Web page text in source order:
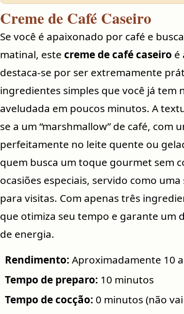
Creme de Café Caseiro
Se você é apaixonado por café e
matinal, este creme de café caseiro é
destaca-se por ser extremamente
ingredientes simples que você já tem
aveludada em poucos minutos. A
se a um “marshmallow” de café, com
perfeitamente no leite quente ou
quem busca um toque gourmet sem
ocasiões especiais, servido como
para visitas. Com apenas três
que otimiza seu tempo e garante um
de energia.
Rendimento: Aproximadamente 10
Tempo de preparo: 10 minutos
Tempo de cocção: 0 minutos (não